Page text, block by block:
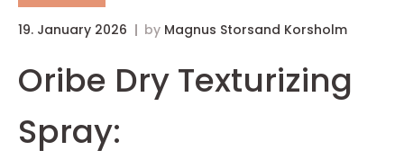
19. January 2026 by Magnus Storsand Korsholm
Oribe Dry Texturizing
Spray: